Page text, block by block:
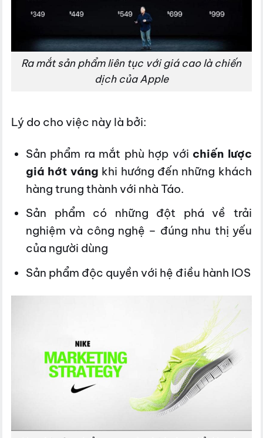
Ra mắt sản phẩm liên tục với giá cao là chiến
dịch của Apple
Lý do cho việc này là bởi:
Sản phẩm ra mắt phù hợp với chiến lược
giá hớt váng khi hướng đến những khách
hàng trung thành với nhà Táo.
Sản phẩm có những đột phá về trải
nghiệm và công nghệ – đúng nhu thị yếu
của người dùng
Sản phẩm độc quyền với hệ điều hành IOS